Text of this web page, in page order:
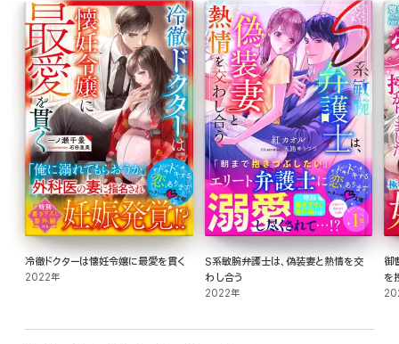
冷徹ドクターは懐妊令嬢に最愛を貫く
2022年
S系敏腕弁護士は、偽装妻と熱情を交
わし合う
2022年
御
を
婚